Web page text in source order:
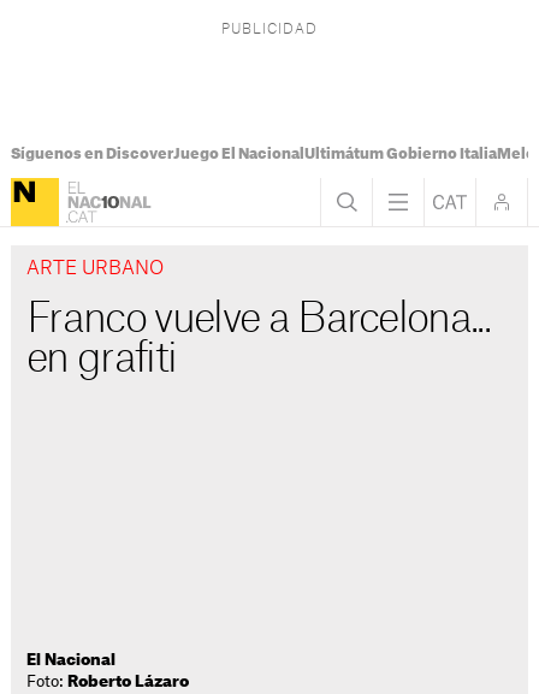
Síguenos en DiscoverJuego El Nacional Ultimátum Gobierno Italia
ARTE URBANO
Franco vuelve a Barcelona...
en grafiti
El Nacional
Foto: Roberto Lázaro